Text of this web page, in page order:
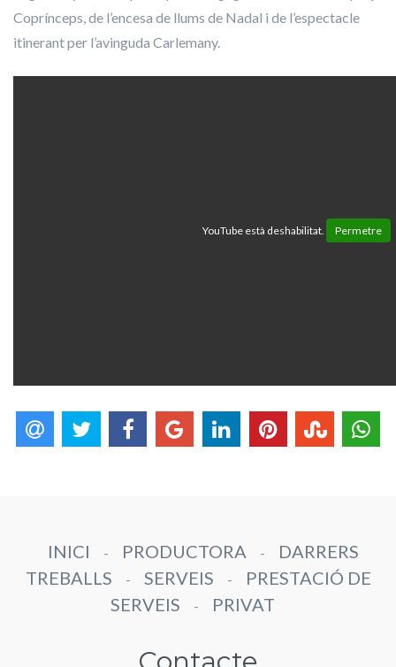
Coprínceps, de l’encesa de llums de Nadal i de l’espectacle
itinerant per l’avinguda Carlemany.
YouTube està deshabilitat. Permetre
INICI - PRODUCTORA -
DARRERS
TREBALLS
- SERVEIS -
PRESTACIÓ DE
SERVEIS
- PRIVAT